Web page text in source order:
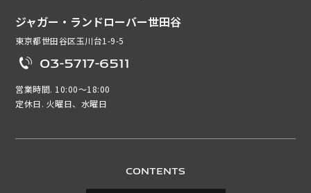
CONTENTS
ジャガー・ランドローバー世田谷
東京都世田谷区玉川台1-9-5
03-5717-6511
営業時間. 10:00～18:00
定休日. 火曜日、水曜日